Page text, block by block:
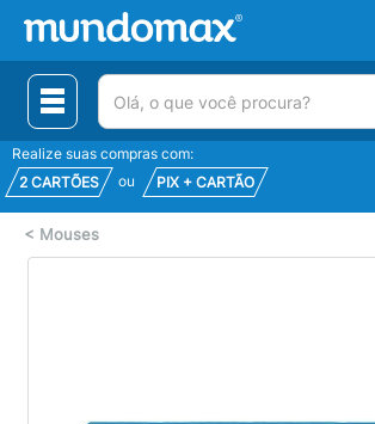
(pesquisar)
Realize suas compras com:
2 CARTÕES
ou PIX + CARTÃO
< Mouses